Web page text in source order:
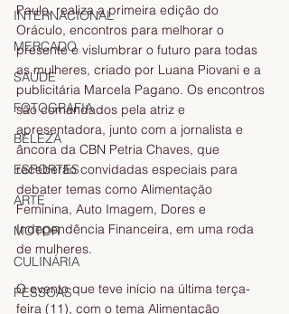
INTERNACIONAL
MERCADO
SAÚDE
FOTOGRAFIA
BELEZA
ESPORTES
ARTE
MOTOR
CULINÁRIA
PESSOAS
Paulo, realiza a primeira edição do
Oráculo, encontros para melhorar o
presente e vislumbrar o futuro para todas
as mulheres, criado por Luana Piovani e a
publicitária Marcela Pagano. Os encontros
são comandados pela atriz e
apresentadora, junto com a jornalista e
âncora da CBN Petria Chaves, que
receberão convidadas especiais para
debater temas como Alimentação
Feminina, Auto Imagem, Dores e
Independência Financeira, em uma roda
de mulheres.
O evento que teve início na última terça-
feira (11), com o tema Alimentação